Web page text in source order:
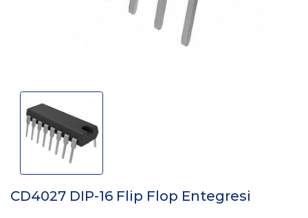
CD4027 DIP-16 Flip Flop Entegresi